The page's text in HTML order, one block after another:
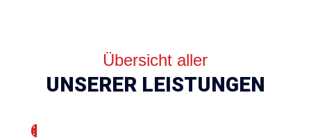
Übersicht aller
UNSERER LEISTUNGEN
4